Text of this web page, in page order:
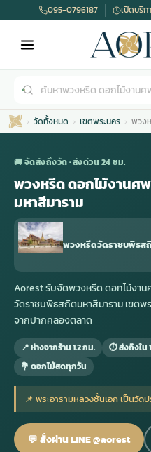
ดอกไม้หน้าศพ
จัดดอกไม้หน้าศพ
ดอกไม้หน้าหีบ
ดอกไม้หน้างานศพ
ดอกไม้หน้าโลง
พวงหรีด กรุงเทพ
สั่งพวงหรีด
ร้านพวงหรีด
ดอกไม้พวงหรีด
พวงหรีดปทุม
มรุ
มรุสีขาว
ไม้หน้าเมรุ
กไม้หน้าเมรุ
น้าเมรุ ราคา
ไม้งานแต่ง
ไม้งานแต่ง ราคาถูก
ไม้งานแต่ง กรุงเทพ
อกไม้งานแต่ง
ดอกไม้งานแต่ง
พวงหรีดพัดลม
พวงหรีดพัดลม ราคาถูก
พวงหรีดพัดลม กรุงเทพ
พวงหรีดพัดลม ส่งด่วน
สั่งพวงหรีดพัดลม
รับจัดงานศพ
รับจัดงานศพ ครบวงจร
รับจัดงานศพ กรุงเทพ
แพ็คเกจจัดงานศพ
ค่าใช้จ่ายจัดงานศพ
095-0796187 เปิดบริก
วัดทั้งหมด เขตพระนคร พวง
🚚 จัดส่งถึงวัด · ส่งด่วน 24 ชม.
พวงหรีด ดอกไม้งานศ
มหาสีมาราม
พวงหรีดวัดราชบพิธส
Aorest รับจัดพวงหรีด ดอกไม้งา
วัดราชบพิธสถิตมหาสีมาราม เขตพ
จากปากคลองตลาด
📍 ห่างจากร้าน 1.2 กม. ⏱ ส่งถึงใน
💐 ดอกไม้สดทุกวัน
📌 พระอารามหลวงชั้นเอก เป็นวั
💬 สั่งผ่าน LINE @aorest